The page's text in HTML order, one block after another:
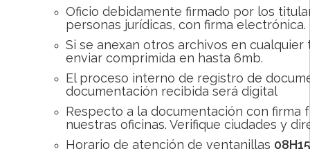
Oficio debidamente firmado por los
personas jurídicas, con firma electrónica.
Si se anexan otros archivos en
enviar comprimida en hasta 6mb.
El proceso interno de registro de
documentación recibida será digital
Respecto a la documentación con firma
nuestras oficinas. Verifique ciudades y
Horario de atención de ventanillas